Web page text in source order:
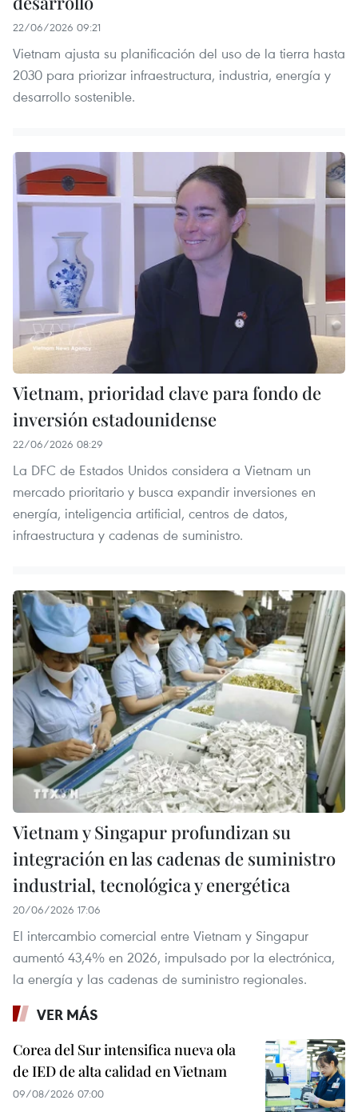
22/06/2026 09:21
Vietnam ajusta su planificación del uso de la tierra hasta
2030 para priorizar infraestructura, industria, energía y
desarrollo sostenible.
Vietnam, prioridad clave para fondo de
inversión estadounidense
22/06/2026 08:29
La DFC de Estados Unidos considera a Vietnam un
mercado prioritario y busca expandir inversiones en
energía, inteligencia artificial, centros de datos,
infraestructura y cadenas de suministro.
Vietnam y Singapur profundizan su
integración en las cadenas de suministro
industrial, tecnológica y energética
20/06/2026 17:06
El intercambio comercial entre Vietnam y Singapur
aumentó 43,4% en 2026, impulsado por la electrónica,
la energía y las cadenas de suministro regionales.
VER MÁS
Corea del Sur intensifica nueva ola
de IED de alta calidad en Vietnam
09/08/2026 07:00